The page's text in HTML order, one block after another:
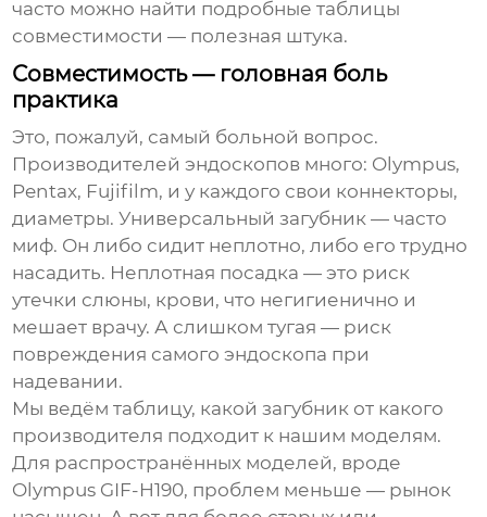
часто можно найти подробные таблицы
совместимости — полезная штука.
Совместимость — головная боль
практика
Это, пожалуй, самый больной вопрос.
Производителей эндоскопов много: Olympus,
Pentax, Fujifilm, и у каждого свои коннекторы,
диаметры. Универсальный загубник — часто
миф. Он либо сидит неплотно, либо его трудно
насадить. Неплотная посадка — это риск
утечки слюны, крови, что негигиенично и
мешает врачу. А слишком тугая — риск
повреждения самого эндоскопа при
надевании.
Мы ведём таблицу, какой загубник от какого
производителя подходит к нашим моделям.
Для распространённых моделей, вроде
Olympus GIF-H190, проблем меньше — рынок